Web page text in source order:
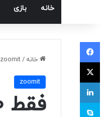
خانه بازی
خانه /
zoomit
zoomit
فیسبوک